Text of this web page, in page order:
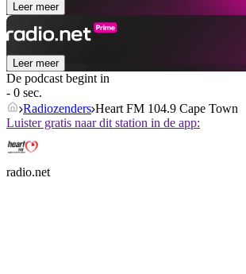
Leer meer
Leer meer
De podcast begint in
- 0 sec.
Radiozenders Heart FM 104.9 Cape Town
Luister gratis naar dit station in de app:
radio.net